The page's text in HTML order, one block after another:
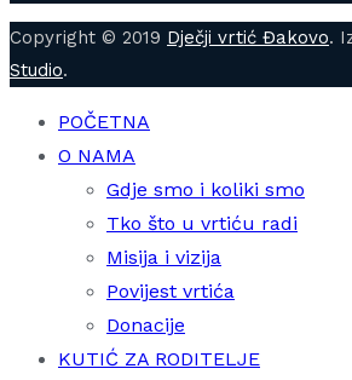
Copyright © 2019 Dječji vrtić Đakovo.
Studio.
POČETNA
O NAMA
Gdje smo i koliki smo
Tko što u vrtiću radi
Misija i vizija
Povijest vrtića
Donacije
KUTIĆ ZA RODITELJE